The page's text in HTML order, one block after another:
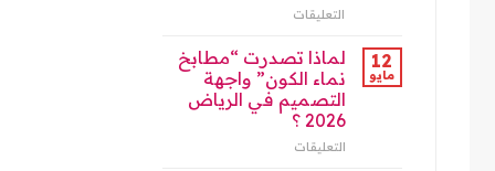
التعليقات
أهمية
مطابخ
نماء
12
مايو
لماذا تصدرت “مطابخ
نماء الكون” واجهة
التصميم في الرياض
2026 ؟
التعليقات